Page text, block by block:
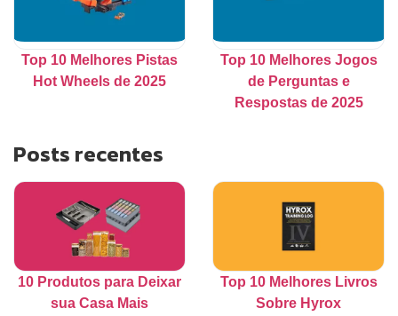
Top 10 Melhores Pistas
Hot Wheels de 2025
Top 10 Melhores Jogos
de Perguntas e
Respostas de 2025
Posts recentes
10 Produtos para Deixar
sua Casa Mais
Top 10 Melhores Livros
Sobre Hyrox